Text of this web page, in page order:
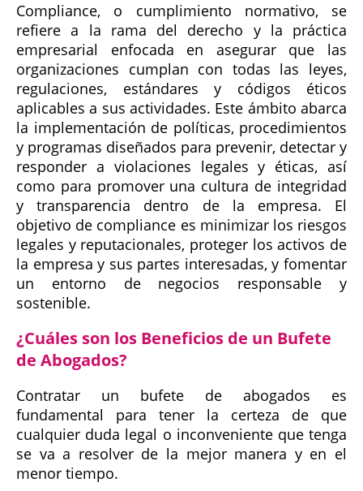
Compliance, o cumplimiento normativo, se
refiere a la rama del derecho y la práctica
empresarial enfocada en asegurar que las
organizaciones cumplan con todas las leyes,
regulaciones, estándares y códigos éticos
aplicables a sus actividades. Este ámbito abarca
la implementación de políticas, procedimientos
y programas diseñados para prevenir, detectar y
responder a violaciones legales y éticas, así
como para promover una cultura de integridad
y transparencia dentro de la empresa. El
objetivo de compliance es minimizar los riesgos
legales y reputacionales, proteger los activos de
la empresa y sus partes interesadas, y fomentar
un entorno de negocios responsable y
sostenible.
¿Cuáles son los Beneficios de un Bufete
de Abogados?
Contratar un bufete de abogados es
fundamental para tener la certeza de que
cualquier duda legal o inconveniente que tenga
se va a resolver de la mejor manera y en el
menor tiempo.